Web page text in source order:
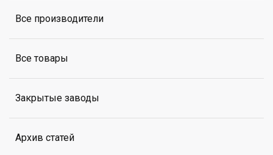
Все производители
Все товары
Закрытые заводы
Архив статей